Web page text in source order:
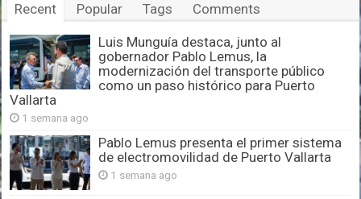
Recent Popular Tags Comments
Luis Munguía destaca, junto al
gobernador Pablo Lemus, la
modernización del transporte público
como un paso histórico para Puerto
Vallarta
1 semana ago
Pablo Lemus presenta el primer sistema
de electromovilidad de Puerto Vallarta
1 semana ago